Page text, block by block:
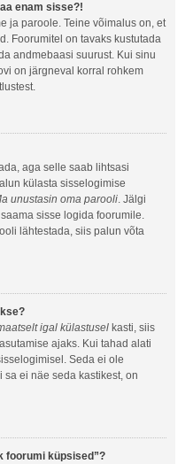
enam sisse?!
ja paroole. Teine võimalus on, et
Foorumitel on tavaks kustutada
andmebaasi suurust. Kui sinu
on järgneval korral rohkem
aga selle saab lihtsasi
külasta sisselogimise
unustasin oma parooli. Jälgi
sisse logida foorumile.
lähtestada, siis palun võta
igal külastusel kasti, siis
ajaks. Kui tahad alati
Seda ei ole
ei näe seda kastikest, on
foorumi küpsised”?